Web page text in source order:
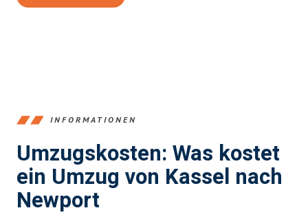
INFORMATIONEN
Umzugskosten: Was kostet
ein Umzug von Kassel nach
Newport